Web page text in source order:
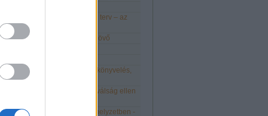
üzleti stratégia és üzleti terv – az
3.0 - a digitális cégeké a jövő
vállalkozásod EKG-ját: könyvelés,
és kontrolling
népszerűbb üzleti modell a válság ellen
meg a jó munkaerőt válsághelyzetben -